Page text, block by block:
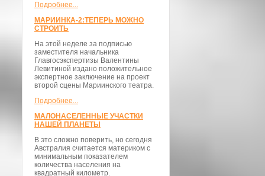
Подробнее...
МАРИИНКА-2:ТЕПЕРЬ МОЖНО
СТРОИТЬ
На этой неделе за подписью
заместителя начальника
Главгосэкспертизы Валентины
Левитиной издано положительное
экспертное заключение на проект
второй сцены Мариинского театра.
Подробнее...
МАЛОНАСЕЛЕННЫЕ УЧАСТКИ
НАШЕЙ ПЛАНЕТЫ
В это сложно поверить, но сегодня
Австралия считается материком с
минимальным показателем
количества населения на
квадратный километр.